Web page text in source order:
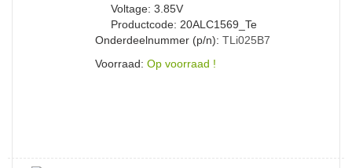
Voltage: 3.85V
Productcode: 20ALC1569_Te
Onderdeelnummer (p/n): TLi025B7
Voorraad: Op voorraad !